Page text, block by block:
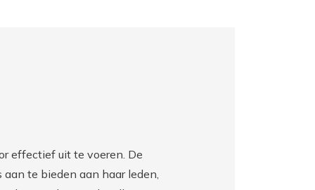
effectief uit te voeren. De
te bieden aan haar leden,